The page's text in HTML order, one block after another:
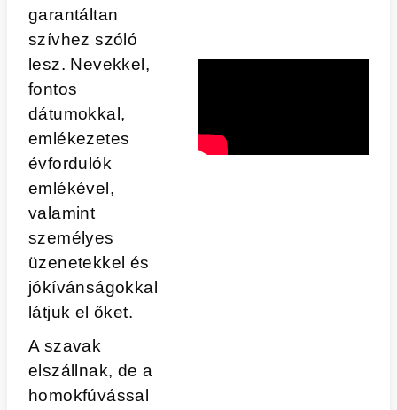
garantáltan
szívhez szóló
lesz. Nevekkel,
fontos
dátumokkal,
emlékezetes
évfordulók
emlékével,
valamint
személyes
üzenetekkel és
jókívánságokkal
látjuk el őket.
A szavak
elszállnak, de a
homokfúvással